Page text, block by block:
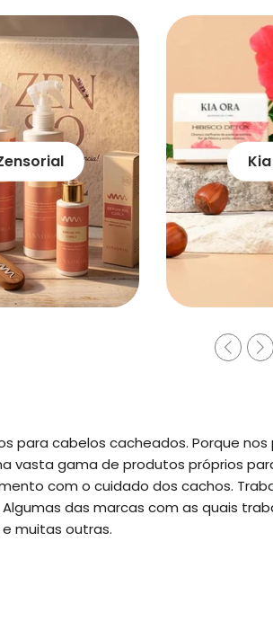
para cabelos cacheados. Porque
vasta gama de produtos próprios
com o cuidado dos cachos.
das marcas com as quais
e muitas outras.